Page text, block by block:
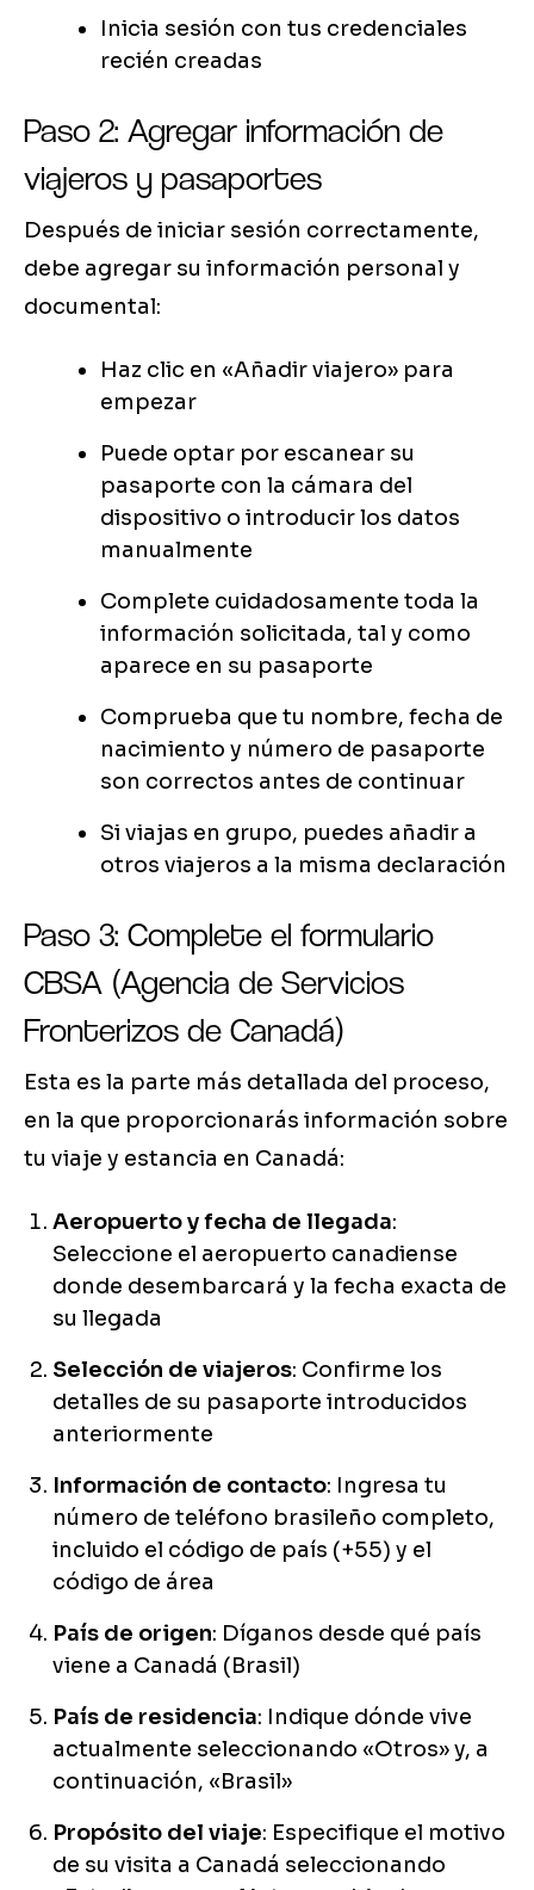
Inicia sesión con tus credenciales
recién creadas
Paso 2: Agregar información de
viajeros y pasaportes
Después de iniciar sesión correctamente,
debe agregar su información personal y
documental:
Haz clic en «Añadir viajero» para
empezar
Puede optar por escanear su
pasaporte con la cámara del
dispositivo o introducir los datos
manualmente
Complete cuidadosamente toda la
información solicitada, tal y como
aparece en su pasaporte
Comprueba que tu nombre, fecha de
nacimiento y número de pasaporte
son correctos antes de continuar
Si viajas en grupo, puedes añadir a
otros viajeros a la misma declaración
Paso 3: Complete el formulario
CBSA (Agencia de Servicios
Fronterizos de Canadá)
Esta es la parte más detallada del proceso,
en la que proporcionarás información sobre
tu viaje y estancia en Canadá:
Aeropuerto y fecha de llegada:
Seleccione el aeropuerto canadiense
donde desembarcará y la fecha exacta de
su llegada
Selección de viajeros: Confirme los
detalles de su pasaporte introducidos
anteriormente
Información de contacto: Ingresa tu
número de teléfono brasileño completo,
incluido el código de país (+55) y el
código de área
País de origen: Díganos desde qué país
viene a Canadá (Brasil)
País de residencia: Indique dónde vive
actualmente seleccionando «Otros» y, a
continuación, «Brasil»
Propósito del viaje: Especifique el motivo
de su visita a Canadá seleccionando